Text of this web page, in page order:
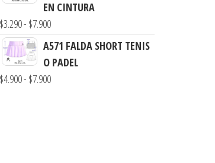
EN CINTURA
$3.290- $7.900Rango
de
precios:
desde
A571 FALDA SHORT TENIS
O PADEL
$4.900- $7.900Rango